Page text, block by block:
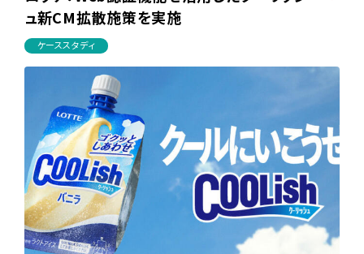
ュ新CM拡散施策を実施
ケーススタディ